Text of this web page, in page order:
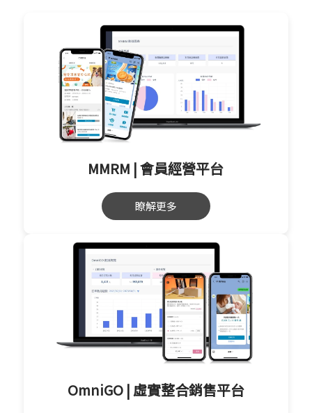
MMRM | 會員經營平台
瞭解更多
OmniGO | 虛實整合銷售平台